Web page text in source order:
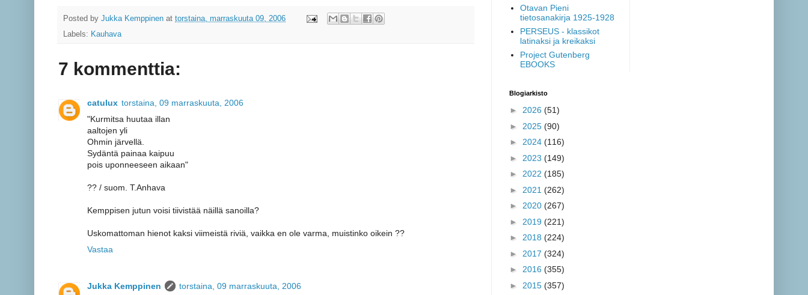
Posted by Jukka Kemppinen at torstaina, marraskuuta 09, 2006
Labels: Kauhava
7 kommenttia:
catulux torstaina, 09 marraskuuta, 2006
"Kurmitsa huutaa illan
aaltojen yli
Ohmin järvellä.
Sydäntä painaa kaipuu
pois uponneeseen aikaan"
?? / suom. T.Anhava
Kemppisen jutun voisi tiivistää näillä sanoilla?
Uskomattoman hienot kaksi viimeistä riviä, vaikka en ole varma, muistinko oikein ??
Vastaa
Jukka Kemppinen
torstaina, 09 marraskuuta, 2006
Otavan Pieni
tietosanakirja 1925-1928
PERSEUS - klassikot
latinaksi ja kreikaksi
Project Gutenberg
EBOOKS
Blogiarkisto
► 2026 (51)
► 2025 (90)
► 2024 (116)
► 2023 (149)
► 2022 (185)
► 2021 (262)
► 2020 (267)
► 2019 (221)
► 2018 (224)
► 2017 (324)
► 2016 (355)
► 2015 (357)